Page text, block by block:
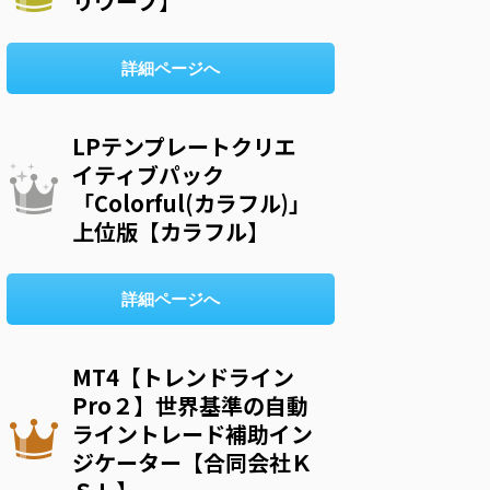
詳細ページへ
LPテンプレートクリエ
イティブパック
「Colorful(カラフル)」
上位版【カラフル】
詳細ページへ
MT4【トレンドライン
Pro２】世界基準の自動
ライントレード補助イン
ジケーター【合同会社Ｋ